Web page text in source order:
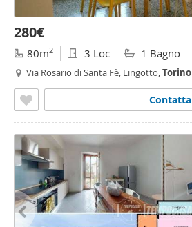
280€
80m2 3 Loc 1 Bagno
Via Rosario di Santa Fè, Lingotto,Torino
Contatta